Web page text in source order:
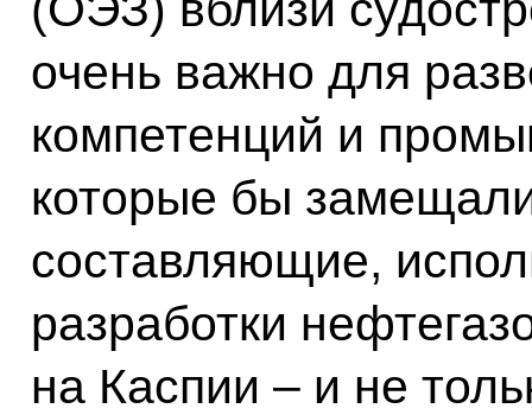
очень важно для
компетенций и
которые бы
составляющие,
разработки
на Каспии – и не